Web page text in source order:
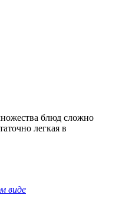
блюд сложно
легкая в
виде